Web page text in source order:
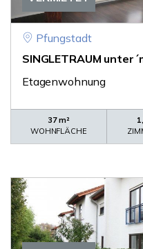
Pfungstadt
SINGLETRAUM
Etagenwohnung
37 m²
WOHNFLÄCHE